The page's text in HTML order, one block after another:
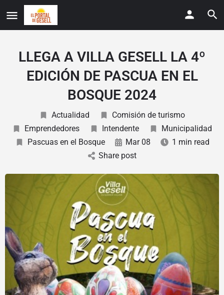
LLEGA A VILLA GESELL LA 4º
EDICIÓN DE PASCUA EN EL
BOSQUE 2024
Actualidad
Comisión de turismo
Emprendedores
Intendente
Municipalidad
Pascuas en el Bosque
Mar 08
1 min read
Share post